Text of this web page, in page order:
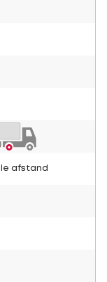
afstand